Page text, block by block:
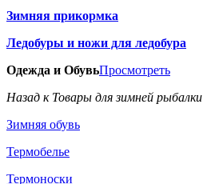
Зимняя прикормка
Ледобуры и ножи для ледобура
Одежда и ОбувьПросмотреть
Назад к Товары для зимней рыбалки
Зимняя обувь
Термобелье
Термоноски